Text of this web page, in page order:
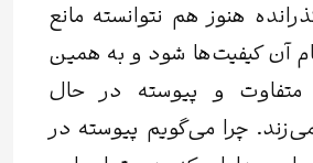
هنوز هم نتوانسته مانع
آن کیفیت‌ها شود و به همین
و پیوسته در حال
چرا می‌گویم پیوسته در